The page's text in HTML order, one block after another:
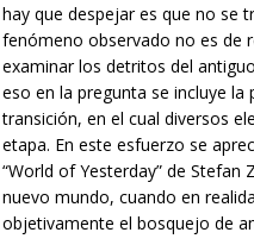
hay que despejar es que no se
fenómeno observado no es de
examinar los detritos del
eso en la pregunta se incluye la
transición, en el cual diversos
etapa. En este esfuerzo se
“World of Yesterday” de
nuevo mundo, cuando en
objetivamente el bosquejo de